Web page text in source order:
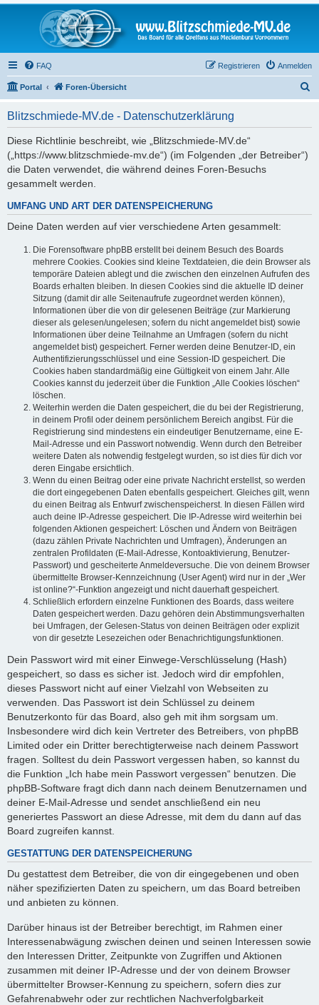
FAQ Anmelden
Registrieren
Portal Foren-Übersicht
Blitzschmiede-MV.de - Datenschutzerklärung
Diese Richtlinie beschreibt, wie „Blitzschmiede-MV.de“
(„https://www.blitzschmiede-mv.de“) (im Folgenden „der Betreiber“)
die Daten verwendet, die während deines Foren-Besuchs
gesammelt werden.
UMFANG UND ART DER DATENSPEICHERUNG
Deine Daten werden auf vier verschiedene Arten gesammelt:
Die Forensoftware phpBB erstellt bei deinem Besuch des Boards
mehrere Cookies. Cookies sind kleine Textdateien, die dein Browser als
temporäre Dateien ablegt und die zwischen den einzelnen Aufrufen des
Boards erhalten bleiben. In diesen Cookies sind die aktuelle ID deiner
Sitzung (damit dir alle Seitenaufrufe zugeordnet werden können),
Informationen über die von dir gelesenen Beiträge (zur Markierung
dieser als gelesen/ungelesen; sofern du nicht angemeldet bist) sowie
Informationen über deine Teilnahme an Umfragen (sofern du nicht
angemeldet bist) gespeichert. Ferner werden deine Benutzer-ID, ein
Authentifizierungsschlüssel und eine Session-ID gespeichert. Die
Cookies haben standardmäßig eine Gültigkeit von einem Jahr. Alle
Cookies kannst du jederzeit über die Funktion „Alle Cookies löschen“
löschen.
Weiterhin werden die Daten gespeichert, die du bei der Registrierung,
in deinem Profil oder deinem persönlichem Bereich angibst. Für die
Registrierung sind mindestens ein eindeutiger Benutzername, eine E-
Mail-Adresse und ein Passwort notwendig. Wenn durch den Betreiber
weitere Daten als notwendig festgelegt wurden, so ist dies für dich vor
deren Eingabe ersichtlich.
Wenn du einen Beitrag oder eine private Nachricht erstellst, so werden
die dort eingegebenen Daten ebenfalls gespeichert. Gleiches gilt, wenn
du einen Beitrag als Entwurf zwischenspeicherst. In diesen Fällen wird
auch deine IP-Adresse gespeichert. Die IP-Adresse wird weiterhin bei
folgenden Aktionen gespeichert: Löschen und Ändern von Beiträgen
(dazu zählen Private Nachrichten und Umfragen), Änderungen an
zentralen Profildaten (E-Mail-Adresse, Kontoaktivierung, Benutzer-
Passwort) und gescheiterte Anmeldeversuche. Die von deinem Browser
übermittelte Browser-Kennzeichnung (User Agent) wird nur in der „Wer
ist online?“-Funktion angezeigt und nicht dauerhaft gespeichert.
Schließlich erfordern einzelne Funktionen des Boards, dass weitere
Daten gespeichert werden. Dazu gehören dein Abstimmungsverhalten
bei Umfragen, der Gelesen-Status von deinen Beiträgen oder explizit
von dir gesetzte Lesezeichen oder Benachrichtigungsfunktionen.
Dein Passwort wird mit einer Einwege-Verschlüsselung (Hash)
gespeichert, so dass es sicher ist. Jedoch wird dir empfohlen,
dieses Passwort nicht auf einer Vielzahl von Webseiten zu
verwenden. Das Passwort ist dein Schlüssel zu deinem
Benutzerkonto für das Board, also geh mit ihm sorgsam um.
Insbesondere wird dich kein Vertreter des Betreibers, von phpBB
Limited oder ein Dritter berechtigterweise nach deinem Passwort
fragen. Solltest du dein Passwort vergessen haben, so kannst du
die Funktion „Ich habe mein Passwort vergessen“ benutzen. Die
phpBB-Software fragt dich dann nach deinem Benutzernamen und
deiner E-Mail-Adresse und sendet anschließend ein neu
generiertes Passwort an diese Adresse, mit dem du dann auf das
Board zugreifen kannst.
GESTATTUNG DER DATENSPEICHERUNG
Du gestattest dem Betreiber, die von dir eingegebenen und oben
näher spezifizierten Daten zu speichern, um das Board betreiben
und anbieten zu können.
Darüber hinaus ist der Betreiber berechtigt, im Rahmen einer
Interessenabwägung zwischen deinen und seinen Interessen sowie
den Interessen Dritter, Zeitpunkte von Zugriffen und Aktionen
zusammen mit deiner IP-Adresse und der von deinem Browser
übermittelter Browser-Kennung zu speichern, sofern dies zur
Gefahrenabwehr oder zur rechtlichen Nachverfolgbarkeit